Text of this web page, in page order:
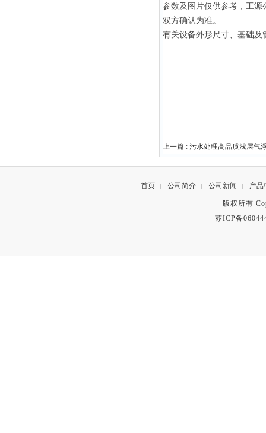
参数及图片仅供参考 ， 工源
双方确认为准。
有关设备外形尺寸、基础
上一篇 : 污水处理高品质浅层气
首页 | 公司简介 | 公司新闻 | 产品
版权所有
苏ICP备